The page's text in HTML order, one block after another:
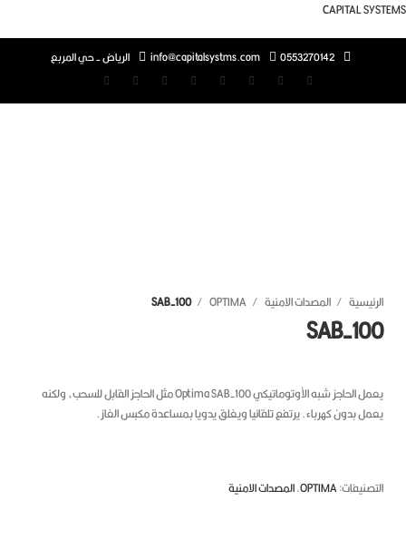
CAPITAL
0553270142
info@capitalsystms.com الرياض - حي المربع
المصدات الامنية OPTIMA
SAB-100
SAB-
يعمل الحاجز شبه الأوتوماتيكي Optima SAB-100 مثل الحاجز القابل للسحب، ولكنه
بدون كهرباء.يرتفع تلقائيا ويغلق يدويا بمساعدة مكبس الغاز.
OPTIMA
,المصدات الامنية